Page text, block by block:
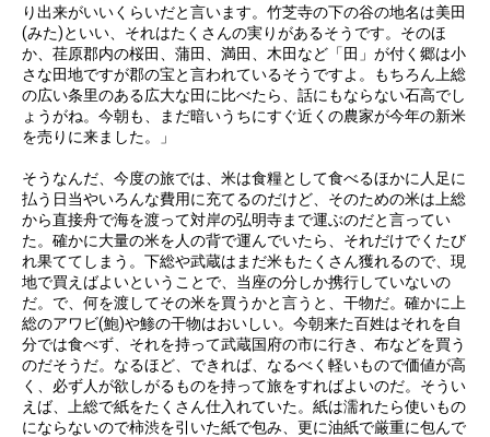
り出来がいいくらいだと言います。竹芝寺の下の谷の地名は美田
(みた)といい、それはたくさんの実りがあるそうです。そのほ
か、荏原郡内の桜田、蒲田、満田、木田など「田」が付く郷は小
さな田地ですが郡の宝と言われているそうですよ。もちろん上総
の広い条里のある広大な田に比べたら、話にもならない石高でし
ょうがね。今朝も、まだ暗いうちにすぐ近くの農家が今年の新米
を売りに来ました。」
そうなんだ、今度の旅では、米は食糧として食べるほかに人足に
払う日当やいろんな費用に充てるのだけど、そのための米は上総
から直接舟で海を渡って対岸の弘明寺まで運ぶのだと言ってい
た。確かに大量の米を人の背で運んでいたら、それだけでくたび
れ果ててしまう。下総や武蔵はまだ米もたくさん獲れるので、現
地で買えばよいということで、当座の分しか携行していないの
だ。で、何を渡してその米を買うかと言うと、干物だ。確かに上
総のアワビ(鮑)や鯵の干物はおいしい。今朝来た百姓はそれを自
分では食べず、それを持って武蔵国府の市に行き、布などを買う
のだそうだ。なるほど、できれば、なるべく軽いもので価値が高
く、必ず人が欲しがるものを持って旅をすればよいのだ。そうい
えば、上総で紙をたくさん仕入れていた。紙は濡れたら使いもの
にならないので柿渋を引いた紙で包み、更に油紙で厳重に包んで